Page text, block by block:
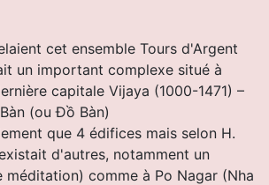
cet ensemble Tours d'Argent
un important complexe situé à
capitale Vijaya (1000-1471) –
(ou Ðồ Bàn)
que 4 édifices mais selon H.
d'autres, notamment un
méditation) comme à Po Nagar (Nha